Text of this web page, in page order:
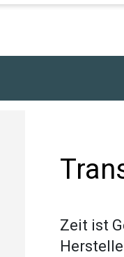
Zeit ist